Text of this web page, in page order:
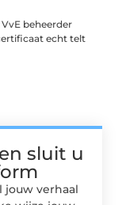
beheerder
echt telt
sluit u
jouw verhaal